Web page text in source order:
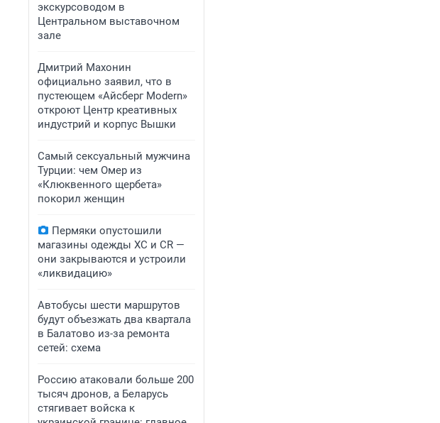
экскурсоводом в
Центральном выставочном
зале
Дмитрий Махонин
официально заявил, что в
пустеющем «Айсберг Modern»
откроют Центр креативных
индустрий и корпус Вышки
Самый сексуальный мужчина
Турции: чем Омер из
«Клюквенного щербета»
покорил женщин
Пермяки опустошили
магазины одежды XC и CR —
они закрываются и устроили
«ликвидацию»
Автобусы шести маршрутов
будут объезжать два квартала
в Балатово из-за ремонта
сетей: схема
Россию атаковали больше 200
тысяч дронов, а Беларусь
стягивает войска к